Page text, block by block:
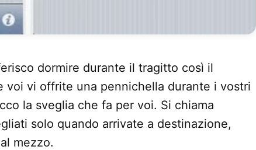
dormire durante il tragitto così il
voi vi offrite una pennichella durante i vostri
la sveglia che fa per voi. Si chiama
solo quando arrivate a destinazione,
mezzo.